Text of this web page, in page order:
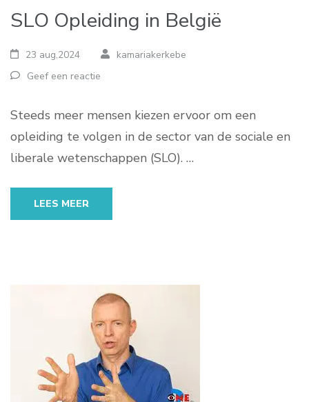
SLO Opleiding in België
23 aug,2024
kamariakerkebe
Geef een reactie
Steeds meer mensen kiezen ervoor om een
opleiding te volgen in de sector van de sociale en
liberale wetenschappen (SLO). …
LEES MEER